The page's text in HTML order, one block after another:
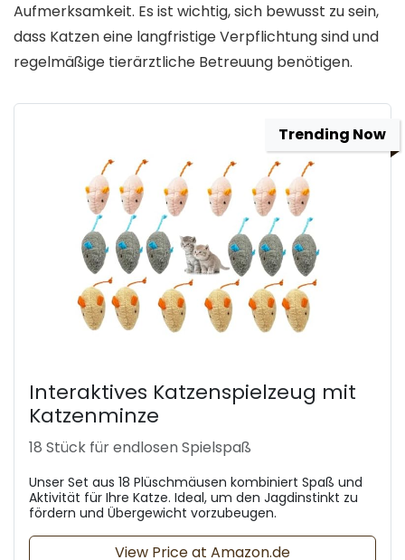
Aufmerksamkeit. Es ist wichtig, sich bewusst zu sein,
dass Katzen eine langfristige Verpflichtung sind und
regelmäßige tierärztliche Betreuung benötigen.
Trending Now
Interaktives Katzenspielzeug mit
Katzenminze
18 Stück für endlosen Spielspaß
Unser Set aus 18 Plüschmäusen kombiniert Spaß und
Aktivität für Ihre Katze. Ideal, um den Jagdinstinkt zu
fördern und Übergewicht vorzubeugen.
View Price at Amazon.de